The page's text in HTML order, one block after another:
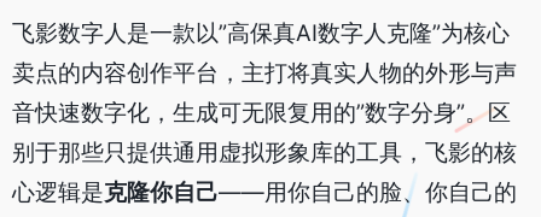
飞影数字人是一款以”高保真AI数字人克隆”为核心
卖点的内容创作平台，主打将真实人物的外形与声
音快速数字化，生成可无限复用的”数字分身”。区
别于那些只提供通用虚拟形象库的工具，飞影的核
心逻辑是克隆你自己——用你自己的脸、你自己的